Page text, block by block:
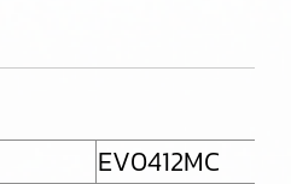
EV0412MC